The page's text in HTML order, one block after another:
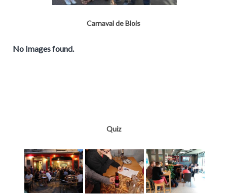
Carnaval de Blois
No Images found.
Quiz